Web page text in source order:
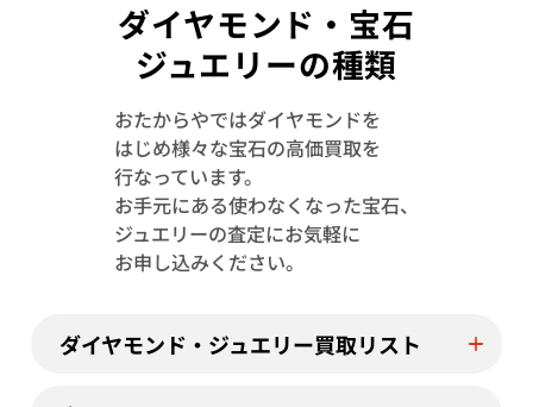
K18 パール
参考買取価格
0.1ct
ダイヤモンド・宝石
ジュエリーの種類
おたからやではダイヤモンドを
はじめ様々な宝石の高価買取を
行なっています。
お手元にある使わなくなった宝石、
ジュエリーの査定にお気軽に
お申し込みください。
ダイヤモンド・ジュエリー買取リスト